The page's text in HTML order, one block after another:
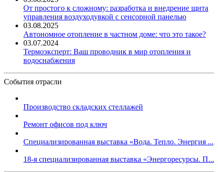
От простого к сложному: разработка и внедрение щита
управления воздуходувкой с сенсорной панелью
03.08.2025
Автономное отопление в частном доме: что это такое?
03.07.2024
Термоэксперт: Ваш проводник в мир отопления и
водоснабжения
События отрасли
Производство складских стеллажей
Ремонт офисов под ключ
Специализированная выставка «Вода. Тепло. Энергия ...
18-я специализированная выставка «Энергоресурсы. П...